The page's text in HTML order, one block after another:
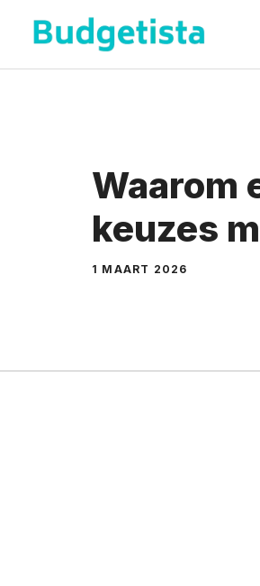
naar
de
Waarom
keuzes
1 MAART 2026